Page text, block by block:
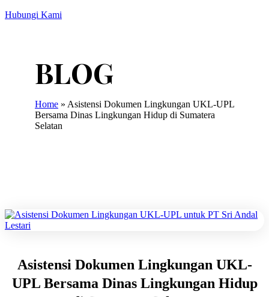
Hubungi Kami
Home » Asistensi Dokumen Lingkungan UKL-UPL
Bersama Dinas Lingkungan Hidup di Sumatera
Selatan
Asistensi Dokumen Lingkungan UKL-
UPL Bersama Dinas Lingkungan Hidup